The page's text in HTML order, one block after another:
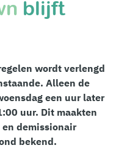
blijft
wordt verlengd
Alleen de
een uur later
uur. Dit maakten
demissionair
bekend.